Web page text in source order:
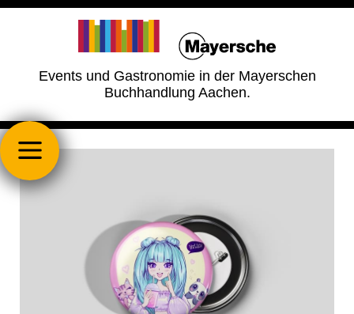
Events und Gastronomie in der Mayerschen
Buchhandlung Aachen.